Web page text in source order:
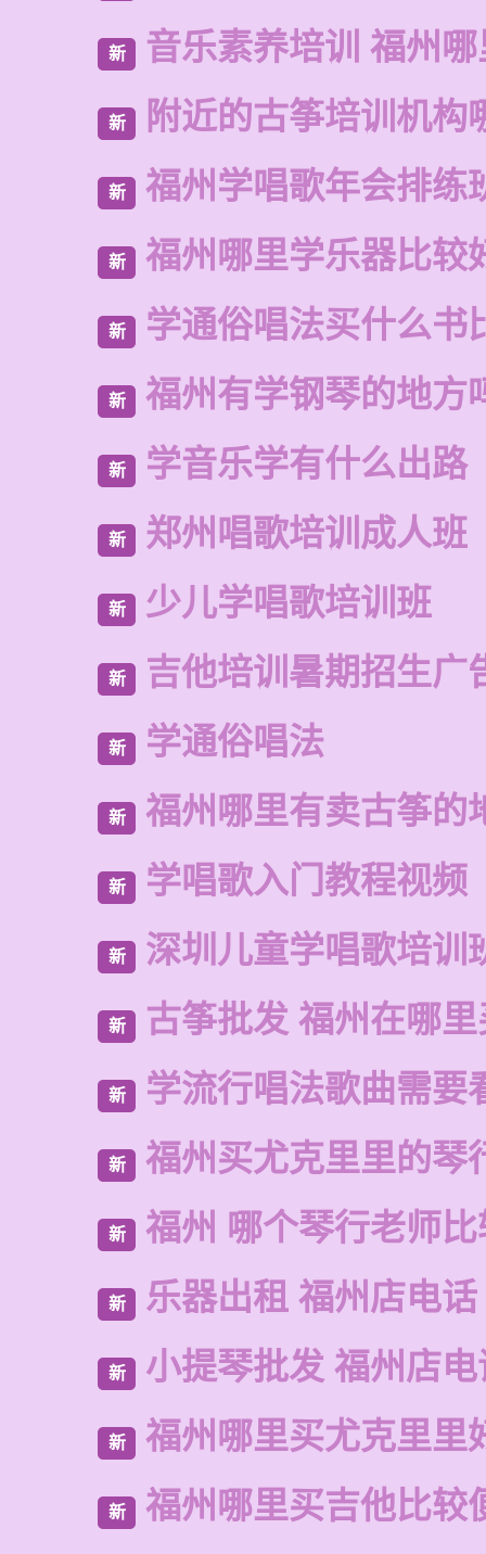
新 音乐素养培训 福州
新 附近的古筝培训机构
新 福州学唱歌年会排练
新 福州哪里学乐器比较
新 学通俗唱法买什么书
新 福州有学钢琴的地方
新 学音乐学有什么出路
新 郑州唱歌培训成人班
新 少儿学唱歌培训班
新 吉他培训暑期招生广
新 学通俗唱法
新 福州哪里有卖古筝的
新 学唱歌入门教程视频
新 深圳儿童学唱歌培训
新 古筝批发 福州在哪
新 学流行唱法歌曲需要
新 福州买尤克里里的琴
新 福州 哪个琴行老师
新 乐器出租 福州店电话
新 小提琴批发 福州店
新 福州哪里买尤克里里
新 福州哪里买吉他比较